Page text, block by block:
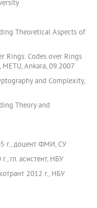
Theoretical Aspects of
Rings: Codes over Rings
Ankara, 09.2007
and Complexity,
Theory and
г., доцент ФМИ, СУ
гл. асистент, НБУ
2012 г., НБУ